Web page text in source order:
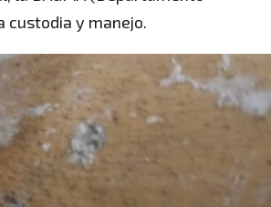
custodia y manejo.